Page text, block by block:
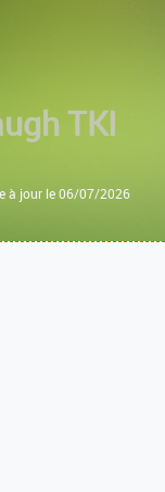
TKI
à jour le 06/07/2026